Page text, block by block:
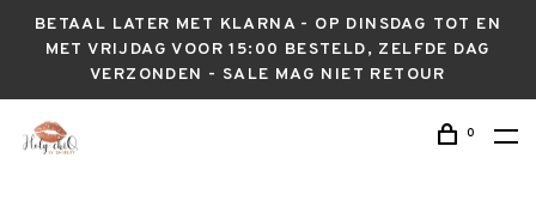
BETAAL LATER MET KLARNA - OP DINSDAG TOT EN
MET VRIJDAG VOOR 15:00 BESTELD, ZELFDE DAG
VERZONDEN - SALE MAG NIET RETOUR
0